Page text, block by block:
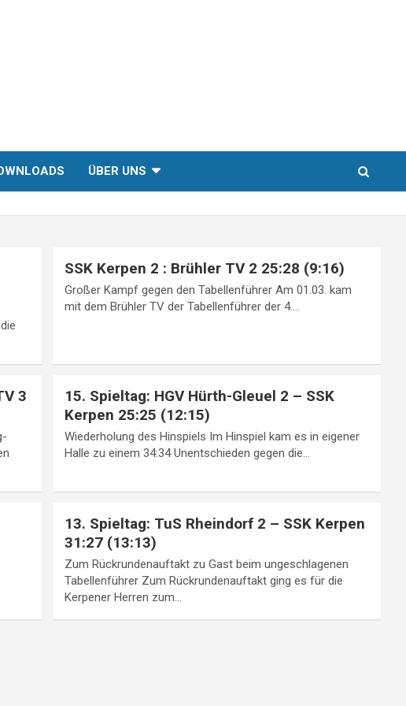
ÜBER UNS
SSK Kerpen 2 : Brühler TV 2 25:28 (9:16)
Großer Kampf gegen den Tabellenführer Am 01.03. kam
mit dem Brühler TV der Tabellenführer der 4.…
3
15. Spieltag: HGV Hürth-Gleuel 2 – SSK
Kerpen 25:25 (12:15)
Wiederholung des Hinspiels Im Hinspiel kam es in eigener
Halle zu einem 34:34 Unentschieden gegen die…
13. Spieltag: TuS Rheindorf 2 – SSK Kerpen
31:27 (13:13)
Zum Rückrundenauftakt zu Gast beim ungeschlagenen
Tabellenführer Zum Rückrundenauftakt ging es für die
Kerpener Herren zum…